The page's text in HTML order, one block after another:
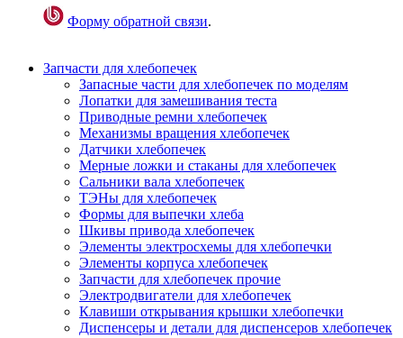
Форму обратной связи.
Запчасти для хлебопечек
Запасные части для хлебопечек по моделям
Лопатки для замешивания теста
Приводные ремни хлебопечек
Механизмы вращения хлебопечек
Датчики хлебопечек
Мерные ложки и стаканы для хлебопечек
Сальники вала хлебопечек
ТЭНы для хлебопечек
Формы для выпечки хлеба
Шкивы привода хлебопечек
Элементы электросхемы для хлебопечки
Элементы корпуса хлебопечек
Запчасти для хлебопечек прочие
Электродвигатели для хлебопечек
Клавиши открывания крышки хлебопечки
Диспенсеры и детали для диспенсеров хлебопечек